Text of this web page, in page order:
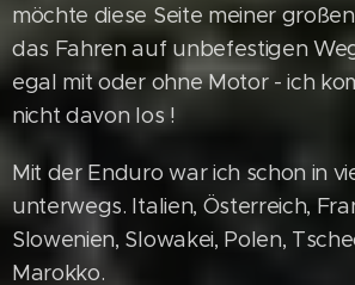
möchte diese Seite meiner
das Fahren auf unbefestigen
egal mit oder ohne Motor - ich
nicht davon los !
Mit der Enduro war ich schon in
unterwegs. Italien, Österreich,
Slowenien, Slowakei, Polen,
Marokko.